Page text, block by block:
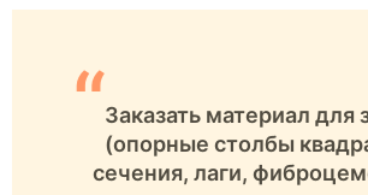
“Заказать материал для
(опорные столбы
сечения, лаги,